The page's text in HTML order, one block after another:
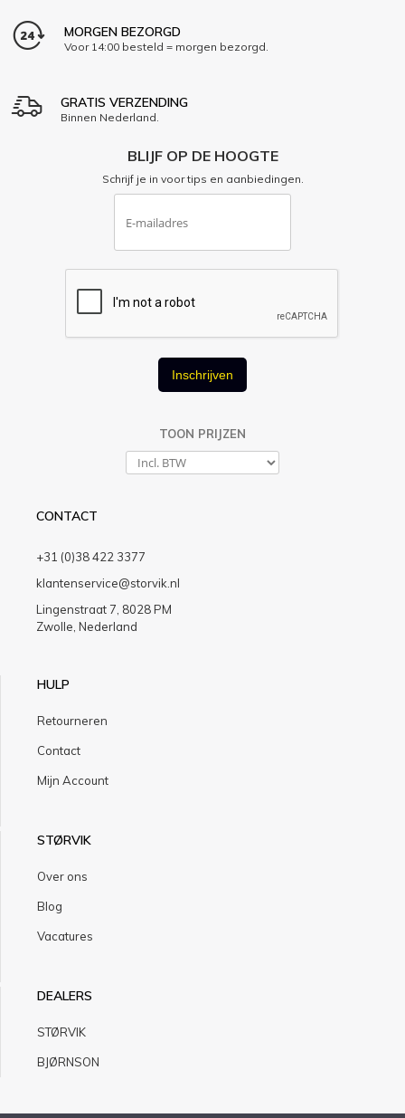
MORGEN BEZORGD
Voor 14:00 besteld = morgen bezorgd.
GRATIS VERZENDING
Binnen Nederland.
BLIJF OP DE HOOGTE
Schrijf je in voor tips en aanbiedingen.
Inschrijven
TOON PRIJZEN
CONTACT
+31 (0)38 422 3377
klantenservice@storvik.nl
Lingenstraat 7, 8028 PM
Zwolle, Nederland
HULP
Retourneren
Contact
Mijn Account
STØRVIK
Over ons
Blog
Vacatures
DEALERS
STØRVIK
BJØRNSON